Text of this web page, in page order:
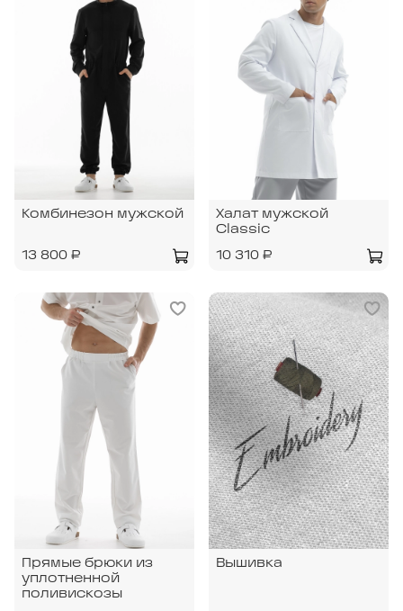
Комбинезон мужской
13 800 ₽
Халат мужской
Classic
10 310 ₽
Прямые брюки из
уплотненной
поливискозы
Вышивка